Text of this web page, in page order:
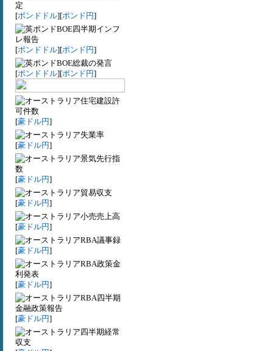
定
[ポンドドル][ポンド円]
BOE四半期インフ
レ報告
[ポンドドル][ポンド円]
BOE総裁の発言
[ポンドドル][ポンド円]
住宅建設許
可件数
[豪ドル円]
失業率
[豪ドル円]
景気先行指
数
[豪ドル円]
貿易収支
[豪ドル円]
小売売上高
[豪ドル円]
RBA議事録
[豪ドル円]
RBA政策金
利発表
[豪ドル円]
RBA四半期
金融政策報告
[豪ドル円]
四半期経常
収支